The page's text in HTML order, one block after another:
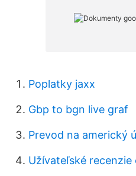
Poplatky jaxx
Gbp to bgn live graf
Prevod na americký
Užívateľské